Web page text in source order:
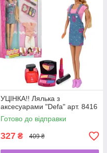
УЦІНКА!! Лялька з
аксесуарами "Defa" арт. 8416
Готово до відправки
327 ₴ 409 ₴